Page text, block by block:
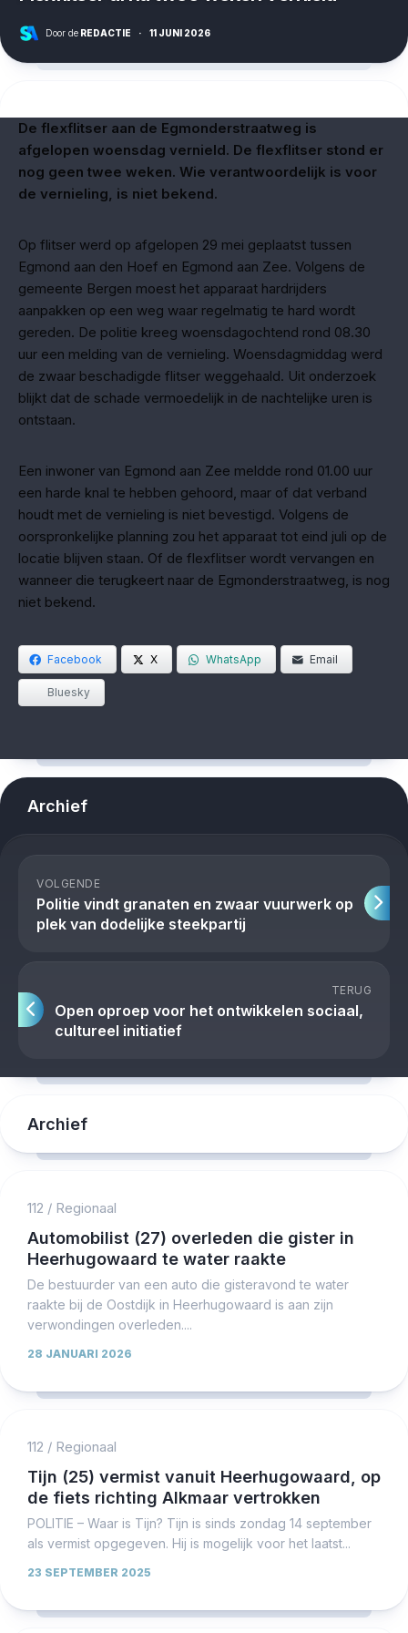
Door de REDACTIE · 11 JUNI 2026
De flexflitser aan de Egmonderstraatweg is
afgelopen woensdag vernield. De flexflitser stond er
nog geen twee weken. Wie verantwoordelijk is voor
de vernieling, is niet bekend.
Op flitser werd op afgelopen 29 mei geplaatst tussen
Egmond aan den Hoef en Egmond aan Zee. Volgens de
gemeente Bergen moest het apparaat hardrijders
aanpakken op een weg waar regelmatig te hard wordt
gereden. De politie kreeg woensdagochtend rond 08.30
uur een melding van de vernieling. Woensdagmiddag werd
de zwaar beschadigde flitser weggehaald. Uit onderzoek
blijkt dat de schade vermoedelijk in de nachtelijke uren is
ontstaan.
Een inwoner van Egmond aan Zee meldde rond 01.00 uur
een harde knal te hebben gehoord, maar of dat verband
houdt met de vernieling is niet bevestigd. Volgens de
oorspronkelijke planning zou het apparaat tot eind juli op de
locatie blijven staan. Of de flexflitser wordt vervangen en
wanneer die terugkeert naar de Egmonderstraatweg, is nog
niet bekend.
Facebook X WhatsApp Email
Bluesky
Archief
VOLGENDE
Politie vindt granaten en zwaar vuurwerk op
plek van dodelijke steekpartij
TERUG
Open oproep voor het ontwikkelen sociaal,
cultureel initiatief
Archief
112 / Regionaal
Automobilist (27) overleden die gister in
Heerhugowaard te water raakte
De bestuurder van een auto die gisteravond te water
raakte bij de Oostdijk in Heerhugowaard is aan zijn
verwondingen overleden....
28 JANUARI 2026
112 / Regionaal
Tijn (25) vermist vanuit Heerhugowaard, op
de fiets richting Alkmaar vertrokken
POLITIE – Waar is Tijn? Tijn is sinds zondag 14 september
als vermist opgegeven. Hij is mogelijk voor het laatst...
23 SEPTEMBER 2025